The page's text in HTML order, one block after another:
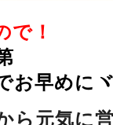
で！
お早めに
ら元気に